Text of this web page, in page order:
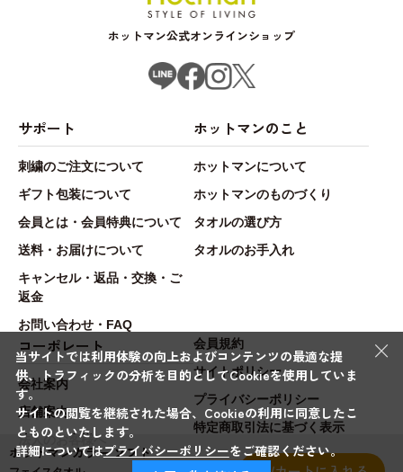
ホットマンカラー ソフト
ホットマン公式オンラインショップ
サポート
刺繍のご注文について
ギフト包装について
会員とは・会員特典について
送料・お届けについて
キャンセル・返品・交換・ご
返金
お問い合わせ・FAQ
ホットマンのこと
ホットマンについて
ホットマンのものづくり
タオルの選び方
タオルのお手入れ
コーポレート
会社案内
店舗案内
法人のお客様へ
会員規約
サイトポリシー
プライバシーポリシー
特定商取引法に基づく表示
×
当サイトでは利用体験の向上およびコンテンツの最適な提
供、トラフィックの分析を目的としてCookieを使用していま
す。
サイトの閲覧を継続された場合、Cookieの利用に同意したこ
とものといたします。
詳細についてはプライバシーポリシーをご確認ください。